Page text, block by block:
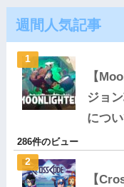
週間人気記事
【
ジョ
につ
286件のビュー
【